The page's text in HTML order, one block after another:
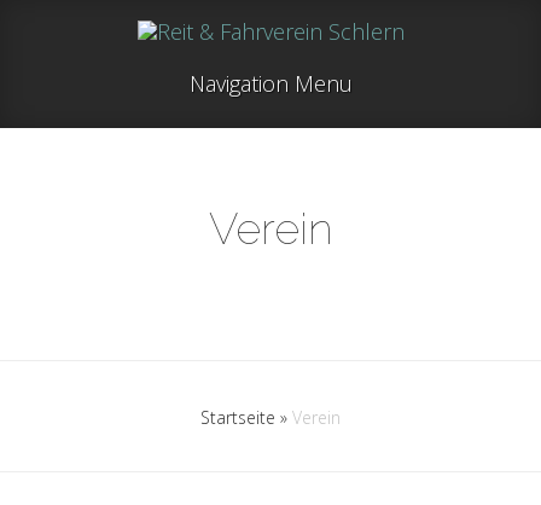
Navigation Menu
Verein
Startseite » Verein